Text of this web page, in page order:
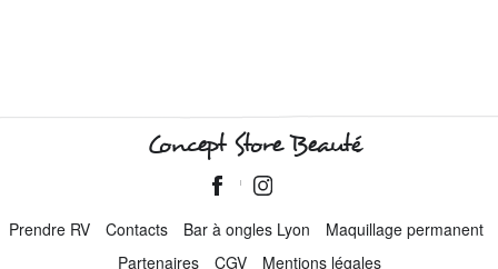
Concept Store Beauté
Prendre RV Contacts Bar à ongles Lyon
Maquillage permanent
Partenaires
CGV Mentions légales